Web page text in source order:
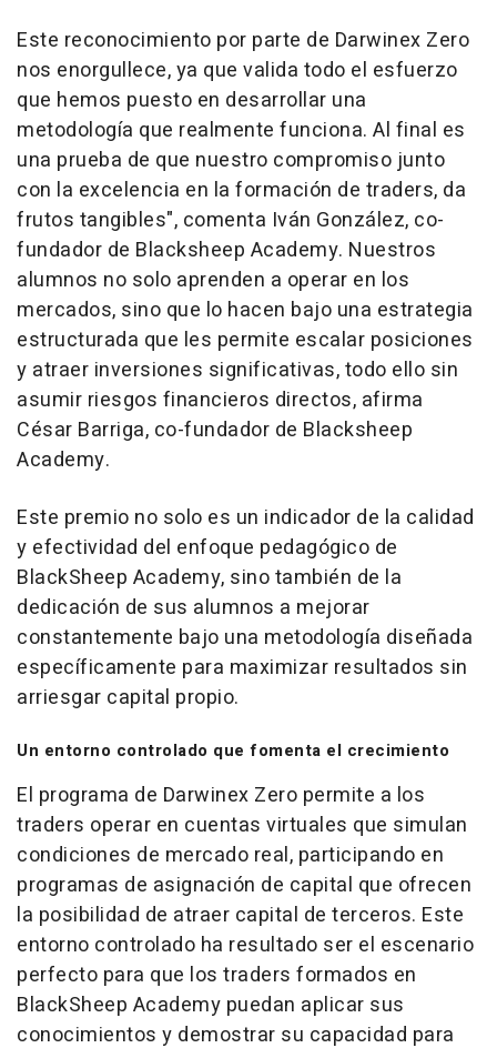
Este reconocimiento por parte de Darwinex Zero
nos enorgullece, ya que valida todo el esfuerzo
que hemos puesto en desarrollar una
metodología que realmente funciona. Al final es
una prueba de que nuestro compromiso junto
con la excelencia en la formación de traders, da
frutos tangibles", comenta Iván González, co-
fundador de Blacksheep Academy. Nuestros
alumnos no solo aprenden a operar en los
mercados, sino que lo hacen bajo una estrategia
estructurada que les permite escalar posiciones
y atraer inversiones significativas, todo ello sin
asumir riesgos financieros directos, afirma
César Barriga, co-fundador de Blacksheep
Academy.
Este premio no solo es un indicador de la calidad
y efectividad del enfoque pedagógico de
BlackSheep Academy, sino también de la
dedicación de sus alumnos a mejorar
constantemente bajo una metodología diseñada
específicamente para maximizar resultados sin
arriesgar capital propio.
Un entorno controlado que fomenta el crecimiento
El programa de Darwinex Zero permite a los
traders operar en cuentas virtuales que simulan
condiciones de mercado real, participando en
programas de asignación de capital que ofrecen
la posibilidad de atraer capital de terceros. Este
entorno controlado ha resultado ser el escenario
perfecto para que los traders formados en
BlackSheep Academy puedan aplicar sus
conocimientos y demostrar su capacidad para